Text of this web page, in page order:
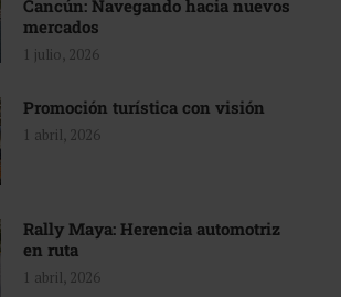
Cancún: Navegando hacia nuevos
mercados
1 julio, 2026
Promoción turística con visión
1 abril, 2026
Rally Maya: Herencia automotriz
en ruta
1 abril, 2026